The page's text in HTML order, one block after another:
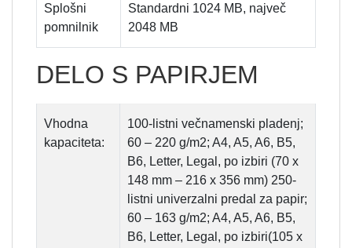
Splošni
pomnilnik
Standardni 1024 MB, največ
2048 MB
DELO S PAPIRJEM
Vhodna
kapaciteta:
100-listni večnamenski pladenj;
60 – 220 g/m2; A4, A5, A6, B5,
B6, Letter, Legal, po izbiri (70 x
148 mm – 216 x 356 mm) 250-
listni univerzalni predal za papir;
60 – 163 g/m2; A4, A5, A6, B5,
B6, Letter, Legal, po izbiri(105 x